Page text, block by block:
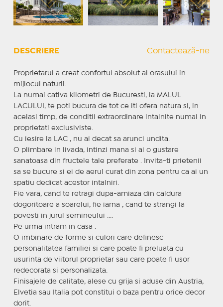
DESCRIERE Contactează-ne
Proprietarul a creat confortul absolut al orasului in
mijlocul naturii.
La numai cativa kilometri de Bucuresti, la MALUL
LACULUI, te poti bucura de tot ce iti ofera natura si, in
acelasi timp, de conditii extraordinare intalnite numai in
proprietati exclusiviste.
Cu iesire la LAC , nu ai decat sa arunci undita.
O plimbare in livada, intinzi mana si ai o gustare
sanatoasa din fructele tale preferate . Invita-ti prietenii
sa se bucure si ei de aerul curat din zona pentru ca ai un
spatiu dedicat acestor intalniri.
Fie vara, cand te retragi dupa-amiaza din caldura
dogoritoare a soarelui, fie iarna , cand te strangi la
povesti in jurul semineului ....
Pe urma intram in casa .
O imbinare de forme si culori care definesc
personalitatea familiei si care poate fi preluata cu
usurinta de viitorul proprietar sau care poate fi usor
redecorata si personalizata.
Finisajele de calitate, alese cu grija si aduse din Austria,
Elvetia sau Italia pot constitui o baza pentru orice decor
dorit.